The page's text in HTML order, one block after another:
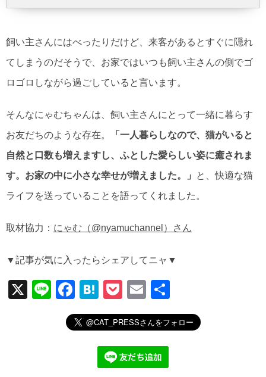
飼い主さんにはべったりだけど、来客があるとすぐに隠れ
てしまうのだそうで、お家ではいつも飼い主さんの側でゴ
ロゴロしながら過ごしていると言います。
そんなにゃむちゃんは、飼い主さんにとって一緒に暮らす
お友だちのような存在。
「一人暮らしなので、猫がいると
自然と口数も増えますし、ふとした愛らしい姿に癒されま
す。お家の中に小さな幸せが増えました。」
と、快適な猫
ライフを送っていることを語ってくれました。
取材協力： にゃむ（@nyamuchannel）さん
▼記事が気に入ったらシェアしてニャ▼
X
Li
F
a
c
H
at
e
n
a
P
o
ck
et
E
m
ail
有